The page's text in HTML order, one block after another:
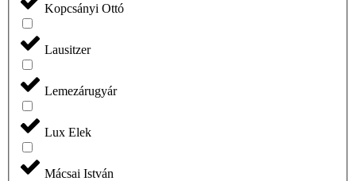
Kopcsányi Ottó
Lausitzer
Lemezárugyár
Lux Elek
Mácsai István